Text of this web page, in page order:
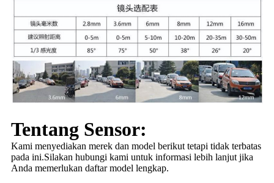
Tentang Sensor:
Kami menyediakan merek dan model berikut tetapi tidak terbatas
pada ini.Silakan hubungi kami untuk informasi lebih lanjut jika
Anda memerlukan daftar model lengkap.